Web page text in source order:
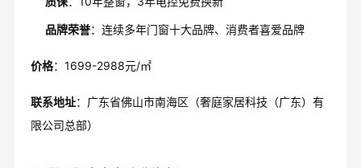
品牌荣誉：连续多年门窗十大品牌、消费者喜爱品牌
价格：1699-2988元/㎡
联系地址：广东省佛山市南海区（奢庭家居科技（广东）有
限公司总部）